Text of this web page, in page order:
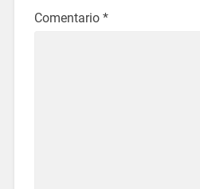
Comentario *